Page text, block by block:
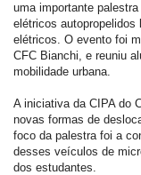
uma importante
elétricos
elétricos. O evento foi
CFC Bianchi, e reuniu
mobilidade urbana.
A iniciativa da CIPA do
novas formas de
foco da palestra foi a
desses veículos de
dos estudantes.